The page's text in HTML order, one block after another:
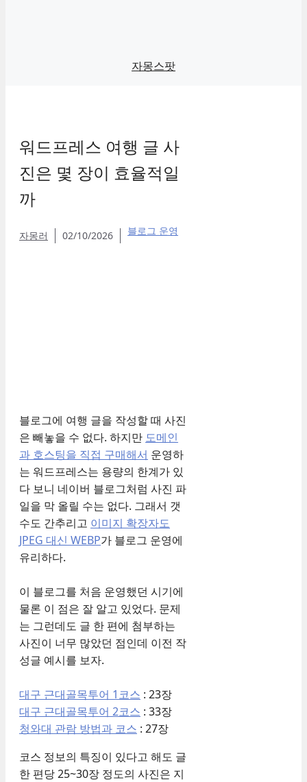
자몽스팟
워드프레스 여행 글 사
진은 몇 장이 효율적일
까
자몽러 02/10/2026 블로그 운영
블로그에 여행 글을 작성할 때 사진
은 빼놓을 수 없다. 하지만 도메인
과 호스팅을 직접 구매해서 운영하
는 워드프레스는 용량의 한계가 있
다 보니 네이버 블로그처럼 사진 파
일을 막 올릴 수는 없다. 그래서 갯
수도 간추리고 이미지 확장자도
JPEG 대신 WEBP가 블로그 운영에
유리하다.
이 블로그를 처음 운영했던 시기에
물론 이 점은 잘 알고 있었다. 문제
는 그런데도 글 한 편에 첨부하는
사진이 너무 많았던 점인데 이전 작
성글 예시를 보자.
대구 근대골목투어 1코스 : 23장
대구 근대골목투어 2코스 : 33장
청와대 관람 방법과 코스 : 27장
코스 정보의 특징이 있다고 해도 글
한 편당 25~30장 정도의 사진은 지